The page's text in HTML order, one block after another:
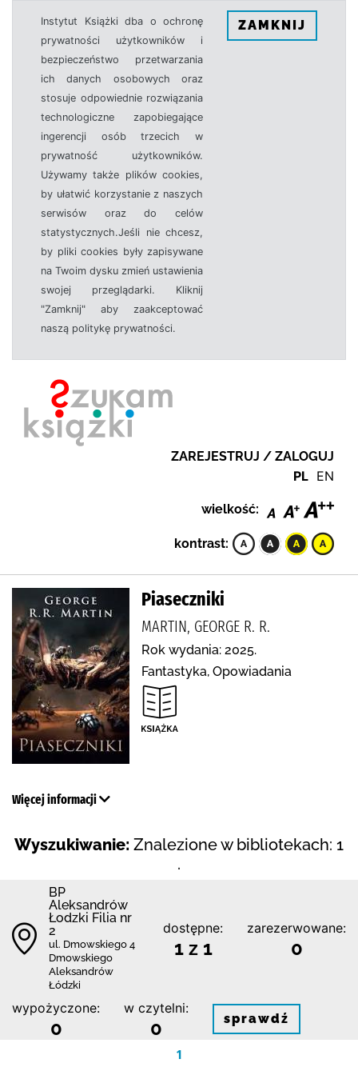
Instytut Książki dba o ochronę
prywatności użytkowników i
bezpieczeństwo przetwarzania
ich danych osobowych oraz
stosuje odpowiednie rozwiązania
technologiczne zapobiegające
ingerencji osób trzecich w
prywatność użytkowników.
Używamy także plików cookies,
by ułatwić korzystanie z naszych
serwisów oraz do celów
statystycznych.Jeśli nie chcesz,
by pliki cookies były zapisywane
na Twoim dysku zmień ustawienia
swojej przeglądarki. Kliknij
"Zamknij" aby zaakceptować
naszą politykę prywatności.
ZAMKNIJ
ZAREJESTRUJ / ZALOGUJ
PL EN
wielkość:
kontrast:
Piaseczniki
MARTIN, GEORGE R. R.
Rok wydania: 2025.
Fantastyka, Opowiadania
Więcej informacji
Wyszukiwanie: Znalezione w bibliotekach: 1
.
BP
Aleksandrów
Łodzki Filia nr
2
ul. Dmowskiego 4
Dmowskiego
Aleksandrów
Łódzki
dostępne:
1 z 1
zarezerwowane:
0
wypożyczone:
0
w czytelni:
0 sprawdź
1